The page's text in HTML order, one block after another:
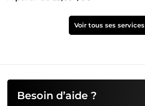
Voir tous ses services
Besoin d’aide ?